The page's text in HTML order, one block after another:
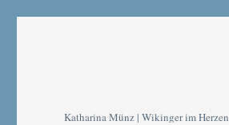
Katharina Münz | Wikinger im Herzen